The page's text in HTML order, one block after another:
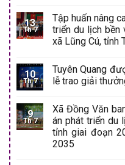
13
Th 7
Tập huấn nâng
triển du lịch
xã Lũng Cú, tỉnh
10
Th 7
Tuyên Quang
lễ trao giải
9
Th 7
Xã Đồng Văn
án phát triển du
tỉnh giai đoạn
2035